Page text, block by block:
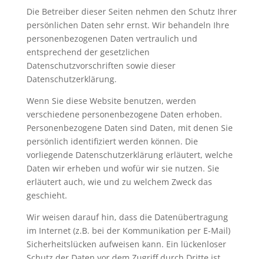
Die Betreiber dieser Seiten nehmen den Schutz Ihrer
persönlichen Daten sehr ernst. Wir behandeln Ihre
personenbezogenen Daten vertraulich und
entsprechend der gesetzlichen
Datenschutzvorschriften sowie dieser
Datenschutzerklärung.
Wenn Sie diese Website benutzen, werden
verschiedene personenbezogene Daten erhoben.
Personenbezogene Daten sind Daten, mit denen Sie
persönlich identifiziert werden können. Die
vorliegende Datenschutzerklärung erläutert, welche
Daten wir erheben und wofür wir sie nutzen. Sie
erläutert auch, wie und zu welchem Zweck das
geschieht.
Wir weisen darauf hin, dass die Datenübertragung
im Internet (z.B. bei der Kommunikation per E-Mail)
Sicherheitslücken aufweisen kann. Ein lückenloser